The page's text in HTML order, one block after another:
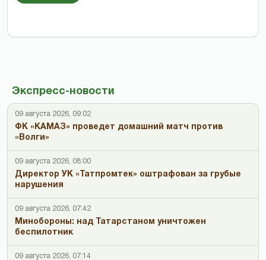
Экспресс-новости
09 августа 2026, 09:02
ФК «КАМАЗ» проведет домашний матч против
«Волги»
09 августа 2026, 08:00
Директор УК «Татпромтек» оштрафован за грубые
нарушения
09 августа 2026, 07:42
Минобороны: над Татарстаном уничтожен
беспилотник
09 августа 2026, 07:14